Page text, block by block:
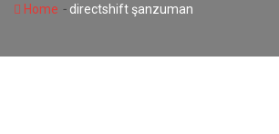
Home - directshift şanzuman